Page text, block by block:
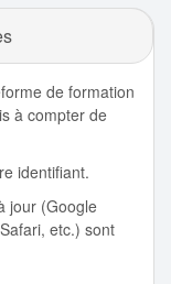
de formation
à compter de
identifiant.
jour (Google
etc.) sont